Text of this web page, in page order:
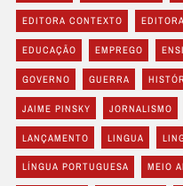
EDITORA CONTEXTO
EDUCAÇÃO EMPREGO
GOVERNO GUERRA
JAIME PINSKY JORNALISMO
LANÇAMENTO LINGUA
LÍNGUA PORTUGUESA MEIO